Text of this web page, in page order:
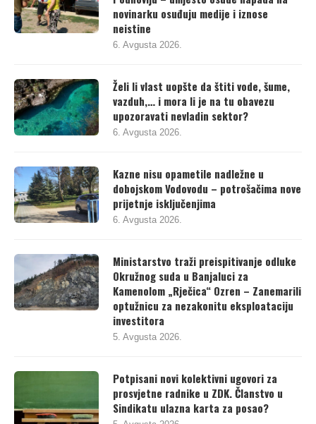
novinarku osuđuju medije i iznose
neistine
6. Avgusta 2026.
Želi li vlast uopšte da štiti vode, šume,
vazduh,… i mora li je na tu obavezu
upozoravati nevladin sektor?
6. Avgusta 2026.
Kazne nisu opametile nadležne u
dobojskom Vodovodu – potrošačima nove
prijetnje isključenjima
6. Avgusta 2026.
Ministarstvo traži preispitivanje odluke
Okružnog suda u Banjaluci za
Kamenolom „Rječica“ Ozren – Zanemarili
optužnicu za nezakonitu eksploataciju
investitora
5. Avgusta 2026.
Potpisani novi kolektivni ugovori za
prosvjetne radnike u ZDK. Članstvo u
Sindikatu ulazna karta za posao?